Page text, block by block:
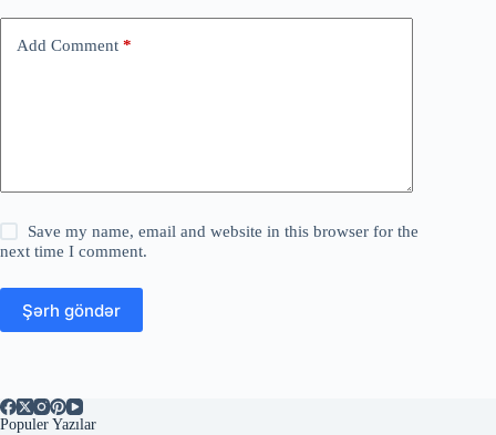
Add Comment *
Save my name, email and website in this browser for the
next time I comment.
Şərh göndər
Populer Yazılar